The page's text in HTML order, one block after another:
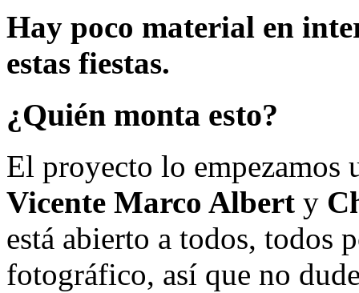
Hay poco material en
estas fiestas.
¿Quién monta esto?
El proyecto lo empezamos
Vicente Marco Albert y
está abierto a todos, todos
fotográfico, así que no